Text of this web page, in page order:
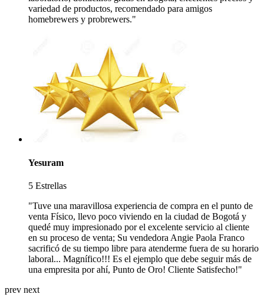
variedad de productos, recomendado para amigos
homebrewers y probrewers."
Yesuram
5 Estrellas
"Tuve una maravillosa experiencia de compra en el punto de
venta Físico, llevo poco viviendo en la ciudad de Bogotá y
quedé muy impresionado por el excelente servicio al cliente
en su proceso de venta; Su vendedora Angie Paola Franco
sacrificó de su tiempo libre para atenderme fuera de su horario
laboral... Magnífico!!! Es el ejemplo que debe seguir más de
una empresita por ahí, Punto de Oro! Cliente Satisfecho!"
prev next